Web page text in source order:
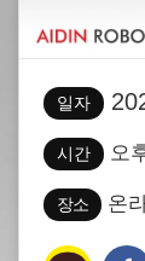
일자
시간 오
장소 온